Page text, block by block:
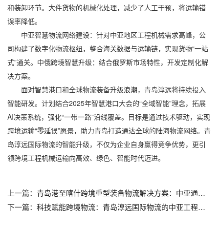
和装卸环节。大件货物的机械化处理，减少了人工干预，将运输错
误率降低。
中亚智慧物流网络建设：针对中亚地区工程机械需求高峰，公
司构建了数字化物流枢纽，整合海关数据与运输链，实现货物“一站
式”通关。中俄跨境智慧升级：结合俄罗斯市场特性，开发定制化解
决方案。
面对智慧港口和全球物流装备升级浪潮，青岛淳远将持续投入
智能研发。计划结合2025年智慧港口大会的“全域智能”理念，拓展
AI决策系统，强化“一带一路”沿线覆盖。目标是通过技术驱动，实现
跨境运输“零延误”愿景，助力青岛打造通达全球的陆海物流网络。青
岛淳远国际物流的智能升级，不仅为企业自身赢得竞争优势，更引
领跨境工程机械运输向高效、绿色、智能时代迈进。
上一篇： 青岛港至喀什跨境重型装备物流解决方案：中亚通道的一站式智慧服务_青岛物流公司_青岛货代公司_青岛货运公司_青岛大件运输公司
下一篇： 科技赋能跨境物流：青岛淳远国际物流的中亚工程机械运输创新实践_青岛物流公司_青岛货代公司_青岛货运公司_青岛大件运输公司